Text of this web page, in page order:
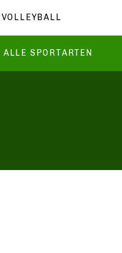
VOLLEYBALL
ALLE SPORTARTEN